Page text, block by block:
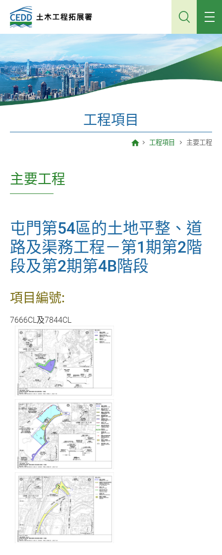
容
工程項目
工程項目 主要工程
主要工程
屯門第54區的土地平整、道
路及渠務工程－第1期第2階
段及第2期第4B階段
項目編號:
7666CL及7844CL